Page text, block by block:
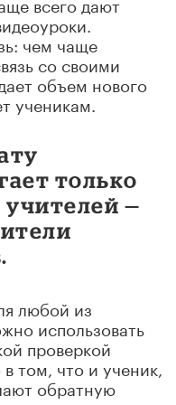
чем чаще
со своими
объем нового
ученикам.
только
—
любой из
использовать
проверкой
том, что и ученик,
обратную